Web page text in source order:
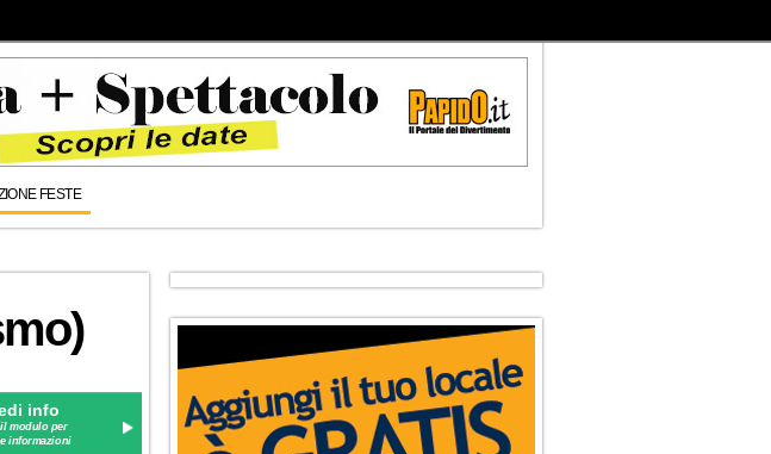
FESTE
info
modulo per
informazioni